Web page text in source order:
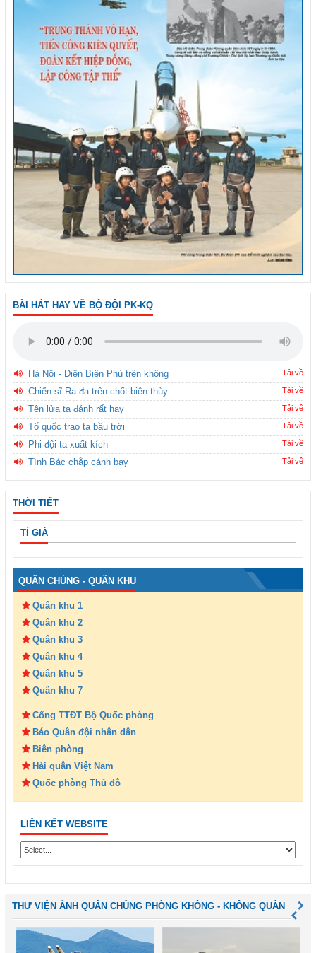
BÀI HÁT HAY VỀ BỘ ĐỘI PK-KQ
Hà Nội - Điện Biên Phủ trên không Tải về
Chiến sĩ Ra đa trên chốt biên thùy Tải về
Tên lửa ta đánh rất hay Tải về
Tổ quốc trao ta bầu trời Tải về
Phi đội ta xuất kích Tải về
Tình Bác chắp cánh bay Tải về
THỜI TIẾT
TỈ GIÁ
QUÂN CHỦNG - QUÂN KHU
Quân khu 1
Quân khu 2
Quân khu 3
Quân khu 4
Quân khu 5
Quân khu 7
Cổng TTĐT Bộ Quốc phòng
Báo Quân đội nhân dân
Biên phòng
Hải quân Việt Nam
Quốc phòng Thủ đô
LIÊN KẾT WEBSITE
THƯ VIỆN ẢNH QUÂN CHỦNG PHÒNG KHÔNG - KHÔNG QUÂN